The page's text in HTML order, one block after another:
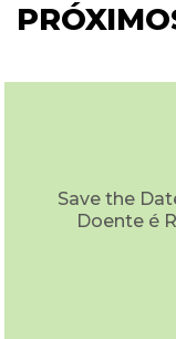
Save the
Doente é